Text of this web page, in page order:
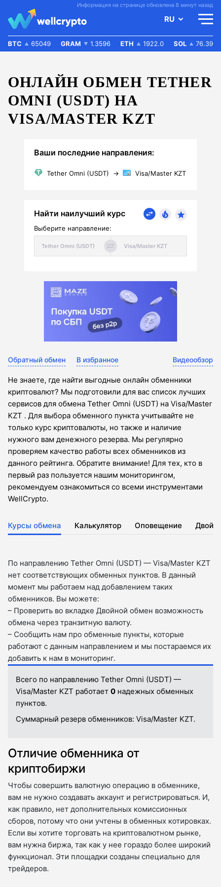
Информация на странице обновлена 8 минут назад
RU
BTC 65049 GRAM 1.3596 ETH 1922.0 SOL 76.39
ОНЛАЙН ОБМЕН TETHER
OMNI (USDT) НА
VISA/MASTER KZT
Ваши последние направления:
Tether Omni (USDT) → Visa/Master KZT
Найти наилучший курс
Выберите направление:
Обратный обмен В избранное Видеообзор
Не знаете, где найти выгодные онлайн обменники
криптовалют? Мы подготовили для вас список лучших
сервисов для обмена Tether Omni (USDT) на Visa/Master
KZT . Для выбора обменного пункта учитывайте не
только курс криптовалюты, но также и наличие
нужного вам денежного резерва. Мы регулярно
проверяем качество работы всех обменников из
данного рейтинга. Обратите внимание! Для тех, кто в
первый раз пользуется нашим мониторингом,
рекомендуем ознакомиться со всеми инструментами
WellCrypto.
Курсы обмена Калькулятор Оповещение
По направлению Tether Omni (USDT) — Visa/Master KZT
нет соответствующих обменных пунктов. В данный
момент мы работаем над добавлением таких
обменников. Вы можете:
– Проверить во вкладкe Двойной обмен возможность
обмена через транзитную валюту.
– Сообщить нам про обменные пункты, которые
работают с данным направлением и мы постараемся их
добавить к нам в мониторинг.
Всего по направлению Tether Omni (USDT) —
Visa/Master KZT работает 0 надежных обменных
пунктов.
Суммарный резерв обменников: Visa/Master KZT.
Отличие обменника от
криптобиржи
Чтобы совершить валютную операцию в обменнике,
вам не нужно создавать аккаунт и регистрироваться. И,
как правило, нет дополнительных комиссионных
сборов, потому что они учтены в обменных котировках.
Если вы хотите торговать на криптовалютном рынке,
вам нужна биржа, так как у нее гораздо более широкий
функционал. Эти площадки созданы специально для
трейдеров.